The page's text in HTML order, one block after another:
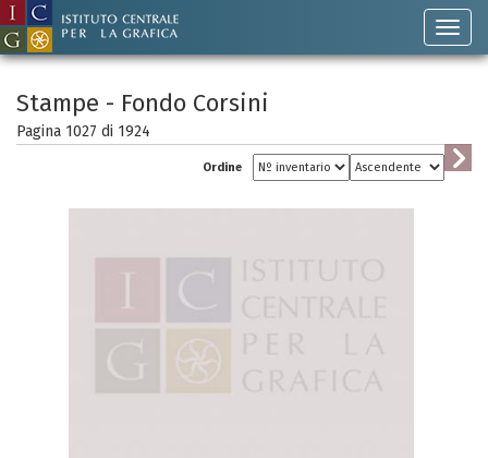
Stampe - Fondo Corsini
Pagina 1027 di 1924
Ordine